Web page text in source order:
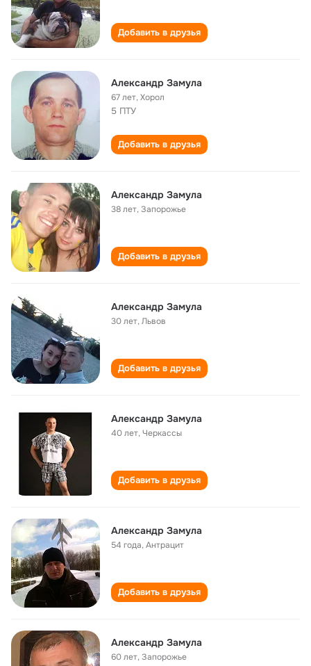
Добавить в друзья
Александр Замула
67 лет,Хорол
5 ПТУ
Добавить в друзья
Александр Замула
38 лет,Запорожье
Добавить в друзья
Александр Замула
30 лет,Львов
Добавить в друзья
Александр Замула
40 лет,Черкассы
Добавить в друзья
Александр Замула
54 года,Антрацит
Добавить в друзья
Александр Замула
60 лет,Запорожье